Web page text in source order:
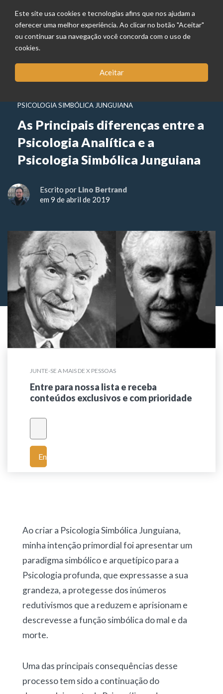
Este site usa cookies e tecnologias afins que nos ajudam a
oferecer uma melhor experiência. Ao clicar no botão "Aceitar"
ou continuar sua navegação você concorda com o uso de
cookies.
Aceitar
PSICOLOGIA SIMBÓLICA JUNGUIANA
As Principais diferenças entre a
Psicologia Analítica e a
Psicologia Simbólica Junguiana
Escrito por Lino Bertrand
em 9 de abril de 2019
JUNTE-SE A MAIS DE X PESSOAS
Entre para nossa lista e receba
conteúdos exclusivos e com prioridade
Enviar
Ao criar a Psicologia Simbólica Junguiana,
minha intenção primordial foi apresentar um
paradigma simbólico e arquetípico para a
Psicologia profunda, que expressasse a sua
grandeza, a protegesse dos inúmeros
redutivismos que a reduzem e aprisionam e
descrevesse a função simbólica do mal e da
morte.
Uma das principais consequências desse
processo tem sido a continuação do